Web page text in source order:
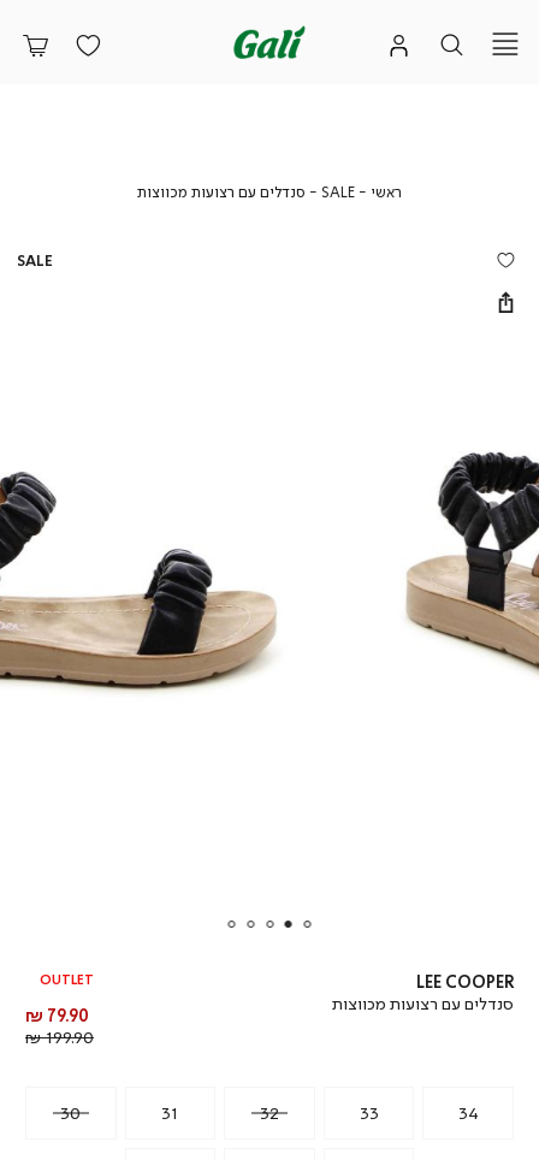
ראשי ראשי
SALE
SALE
סנדלים עם רצועות מכווצותסנדלים
LEE COOPER
סנדלים עם רצועות מכווצות
OUTLET
מחיר
מוצר
79.90 ₪
199.90 ₪
30 31 32 33 34
SALE